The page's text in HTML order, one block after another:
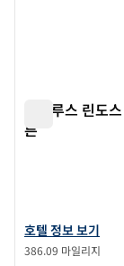
아울루스 린도
튼
Aulus Lindos
호텔 정보 보기
386.09 마일리지